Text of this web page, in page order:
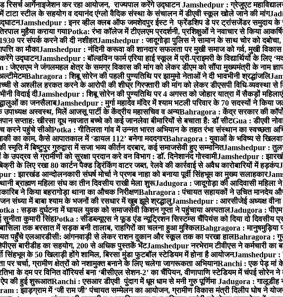
रिसर्च आर्गेनाइजेशन कर रहा आयोजन, राज्यपाल करेंगे उद्घाटनJamshedpur : ग्रेजुएट
टाटा स्टील के सहयोग व दयानंद एंग्लो वैदिक संस्था के संचालन में डीएवी स्कूल खोले जाने की मांग
Jamshedpur : इनर व्हील क्लब ऑफ जमशेदपुर ईस्ट ने फ्रेंडशिप डे पर ट्रांसजेंडर समुदाय के
मुहैया कराया गयाPotka: रंभा कॉलेज में टीएलएम प्रदर्शनी, प्रशिक्षुओं ने नवाचार से किया
पर संपर्क करने की दी नशीहतJamshedpur : जादूगोड़ा पुलिस ने सामान के साथ चोर को
का मौकाJamshedpur : नंदिनी करूवा की शानदार सफलता पर मुखी समाज को गर्व, मुखी विकास
करेंगे उद्घाटनJamshedpur : बॉल्डविन फार्म एरिया हाई स्कूल में प्री-प्राइमरी के विद्यार्थियों के लिए
: जेएसएम ने जंगलमहल क्षेत्र के समग्र विकास की मांग को लेकर डीएम को सौंपा मुख्यमंत्री के नाम
Bahragora : शिबू सोरेन की पहली पुण्यतिथि पर झामुमो नेताओं ने दी भावभीनी श्रद्धांजलि
से अश्लील हरकत करने के आरोपी की शीघ्र गिरफ्तारी की मांग को लेकर डीएसपी विधि-व्यवस्था से
विदाई दीJamshedpur : शिबू सोरेन की पुण्यतिथि पर 4 अगस्त को जोहार यात्रा में सैकड़ों
का जनसैलाबJamshedpur : मुर्गा महादेव मंदिर में श्याम भटली परिवार के 70 सदस्यों ने किया
उपाध्यक्ष अस्वस्थ, मिलें आजसू पार्टी के केंद्रीय महासचिव व अन्यBahragora : केंद्र सरकार की
सप्ताह: खीरसा दूध नवजात बच्चे को कई जानलेवा बीमारियों से बचाता है: डॉ सीटGua : डीएवी
करने पहुंचे सीओPotka : गीतिलता गांव में उन्नत भारत अभियान के तहत रंभा संस्थान का स्वच्छता
का काम, कैसे आपातकाल में ‘डायल 112’ बनेगा मददगारBahragora : युवाओं के भविष्य से
में बिष्टुपुर गुरुद्वारा में सजा भव्य कीर्तन दरबार, कई समाजसेवी हुए सम्मानितJamshedpur :
उपद्रव से ग्रामीणों को सुरक्षा प्रदान करे वन विभाग : डॉ. दिनेशानंद गोस्वामीJamshedpur :
के लिए रखा 80 कार्टन पैक्ड ड्रिंकिंग वाटर जब्त, रेलवे की कार्रवाई से अवैध कारोबारियों में हड़कंप
: झारखंड आन्दोलनकारी संघर्ष मोर्चा ने प्रणब नाहा को बनाया पूर्वी सिंहभूम का मुख्य सलाहकार
ब्राह्मण महिला संघ का तीन दिवसीय राखी मेला शुरूJadugora : जादूगोड़ा की आदिवासी महिला
ने किया बहरागोड़ा थाना का औचक निरीक्षणBahragora : पंचायत सहायकों ने उचित मानदेय
संध्या में बाबा श्याम के भजनों की रसधार में खुब झूमे श्रद्धालुJamshedpur : आरसीजेई अध्यक्ष
: सड़क दुर्घटना में घायल युवक को समाजसेवी किशन गुप्ता ने पहुंचाया अस्पतालJadugora : पीएम
कुमारी सिंहPotka : सीडब्ल्यूएस ने फूड एंड न्यूट्रिशन सिस्टम्स चैंपियंस को दिया दो दिवसीय
तक बरसात में सड़क बनी तालाब, राहगिरों का चलना हुआ मुश्किलBahgragora : मानुषमुड़िया
पहुँचे एलआरडीसी: आंगनवाड़ी से लेकर राशन दुकान और स्कूल तक का परखा हालBahragora : गुरु
बारीडीह का सहयोग, 200 से अधिक पुस्तकें भेंटJamshedpur नरभेराम टीवीएस ने कर्मचारी
के 50 खिलाड़ी होंगे शामिल, बिरसा मुंडा फुटबॉल स्टेडियम में होना है आयोजनJamshedpur :
चर्चा, ग्रामीण क्षेत्रों को नशामुक्त बनाने के लिए चलेगा जागरूकता अभियानRanchi : एक पेड़ मां के
के दम पर विनित वॉरियर्स बना ‘बीसीएल सेशन-2’ का चैंपियन, वीणापाणि स्टेडियम में चंपई सोरेन ने
ऐप की हुई शुरूआतRanchi : एसआर डीएवी पुंदाग में धूम धाम से मनी गुरु पूर्णिमाJadugora : गालूडीह
: झाड़ग्राम में ‘जी राम जी’ पंचायत सम्मेलन का आयोजन, ग्रामीण विकास मंत्री दिलीप घोष ने